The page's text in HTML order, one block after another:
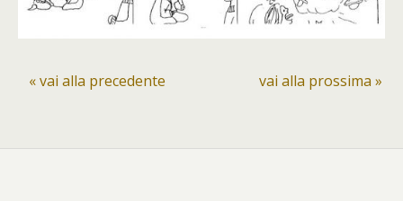
« vai alla precedente vai alla prossima »